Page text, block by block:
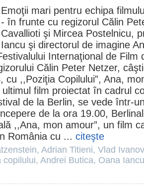
Emoţii mari pentru echipa
- în frunte cu regizorul Călin
Cavallioti şi Mircea Postelnicu,
Iancu şi directorul de imagine
Internaţional de Film
Călin Peter Netzer,
cu ,,Poziţia Copilului”, Ana,
film proiectat în cadrul
de la Berlin, se vede într-
de la ora 19.00,
,,Ana, mon amour”, un film
România cu ... citeşte
, Adrian Titieni, Vlad Ivanov
copilului, Andrei Butica, Oana Iancu